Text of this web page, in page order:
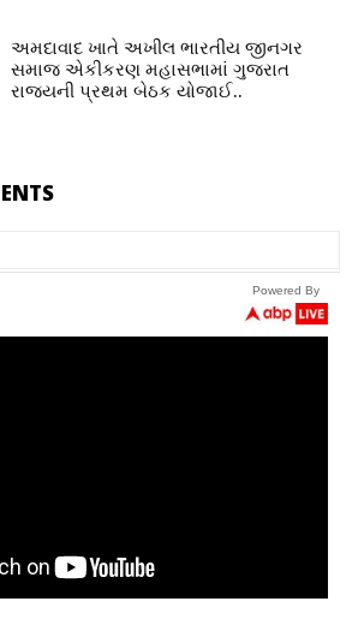
અમદાવાદ ખાતે અખીલ ભારતીય જીનગર
સમાજ એકીકરણ મહાસભામાં ગુજરાત
રાજ્યની પ્રથમ બેઠક યોજાઈ..